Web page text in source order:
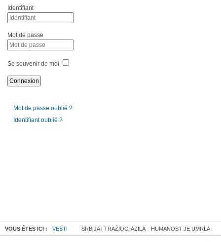
Identifiant
Mot de passe
Se souvenir de moi
Mot de passe oublié ?
Identifiant oublié ?
VOUS ÊTES ICI : VESTI SRBIJA I TRAŽIOCI AZILA – HUMANOST JE UMRLA